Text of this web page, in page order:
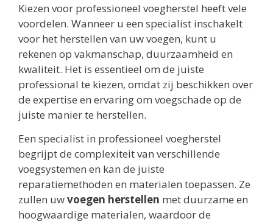
Kiezen voor professioneel voegherstel heeft vele
voordelen. Wanneer u een specialist inschakelt
voor het herstellen van uw voegen, kunt u
rekenen op vakmanschap, duurzaamheid en
kwaliteit. Het is essentieel om de juiste
professional te kiezen, omdat zij beschikken over
de expertise en ervaring om voegschade op de
juiste manier te herstellen.
Een specialist in professioneel voegherstel
begrijpt de complexiteit van verschillende
voegsystemen en kan de juiste
reparatiemethoden en materialen toepassen. Ze
zullen uwvoegen herstellen met duurzame en
hoogwaardige materialen, waardoor de